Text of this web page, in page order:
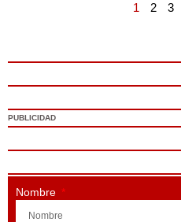
1 2 3
PUBLICIDAD
Nombre